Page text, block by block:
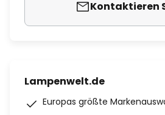
Kontaktieren
Lampenwelt.de
Europas größte